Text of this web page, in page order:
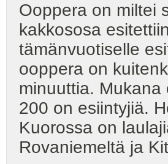
Ooppera on miltei
kakkososa
tämänvuotiselle
ooppera on
minuuttia.
200 on esiintyjiä.
Kuorossa on
Rovaniemeltä ja